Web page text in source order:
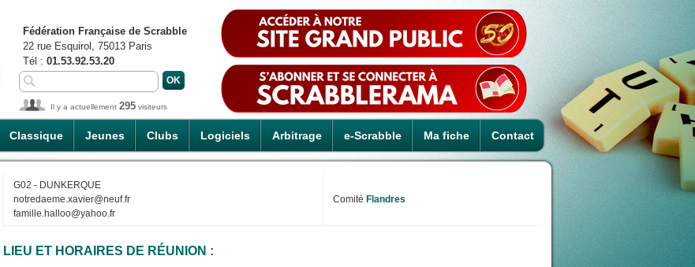
Classique Jeunes Clubs Logiciels Arbitrage e-Scrabble Ma fiche Contact
Fédération Française de Scrabble
22 rue Esquirol, 75013 Paris
Tél : 01.53.92.53.20
Il y a actuellement 295 visiteurs
G02 - DUNKERQUE
notredaeme.xavier@neuf.fr
famille.halloo@yahoo.fr
Comité Flandres
LIEU ET HORAIRES DE RÉUNION :